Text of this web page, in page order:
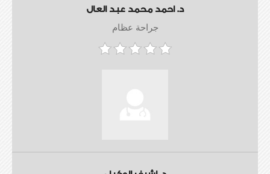
د. احمد محمد عبد العال
جراحة عظام